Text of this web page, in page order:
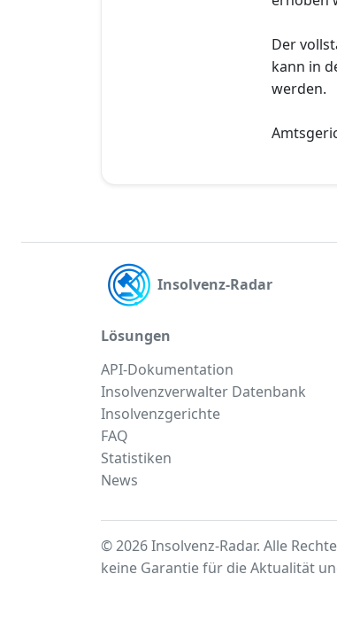
Der
kann in
werden.
Insolvenz-Radar
Lösungen
API-Dokumentation
Insolvenzverwalter Datenbank
Insolvenzgerichte
FAQ
Statistiken
News
© 2026 Insolvenz-Radar. Alle
keine Garantie für die Aktualität